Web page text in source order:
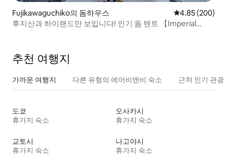
Fujikawaguchiko의 돔하우스 평점 4.85점(5
4.85 (200)
후지산과 하이랜드만 보입니다! 인기 돔 텐트 【Imperial
추천 여행지
가까운 여행지 다른 유형의 에어비앤비 숙소 근처 인기 관광
도쿄
휴가지 숙소
오사카시
휴가지 숙소
교토시
휴가지 숙소
나고야시
휴가지 숙소